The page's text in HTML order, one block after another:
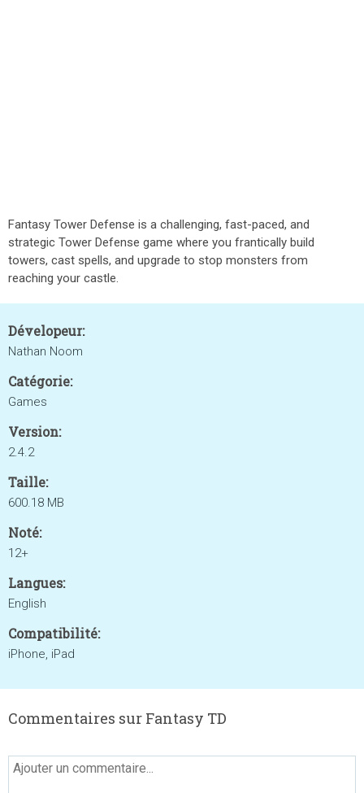
Fantasy Tower Defense is a challenging, fast-paced, and
strategic Tower Defense game where you frantically build
towers, cast spells, and upgrade to stop monsters from
reaching your castle.
Dévelopeur:
Nathan Noom
Catégorie:
Games
Version:
2.4.2
Taille:
600.18 MB
Noté:
12+
Langues:
English
Compatibilité:
iPhone, iPad
Commentaires sur Fantasy TD